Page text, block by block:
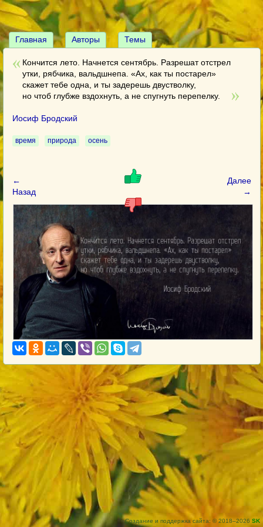
Главная Авторы Темы
Кончится лето. Начнется сентябрь. Разрешат отстрел
утки, рябчика, вальдшнепа. «Ах, как ты постарел»
скажет тебе одна, и ты задерешь двустволку,
но чтоб глубже вздохнуть, а не спугнуть перепелку.
Иосиф Бродский
время природа осень
←
Назад
Далее
→
Создание и поддержка сайта: © 2018–2026 SK